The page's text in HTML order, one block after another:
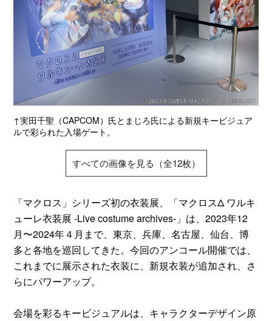
↑実田千聖（CAPCOM）氏とまじろ氏による新規キービジュア
ルで彩られた入場ゲート。
すべての画像を見る（全12枚）
「マクロス」シリーズ初の衣装展、「マクロスΔ ワルキ
ューレ衣装展 -Live costume archives-」は、2023年12
月〜2024年４月まで、東京、兵庫、名古屋、仙台、博
多と各地を巡回してきた。今回のアンコール開催では、
これまでに展示された衣装に、新規衣装が追加され、さ
らにパワーアップ。
会場を彩るキービジュアルは、キャラクターデザイン原